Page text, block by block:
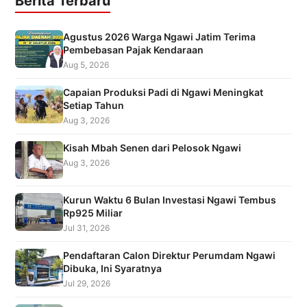
Agustus 2026 Warga Ngawi Jatim Terima
Pembebasan Pajak Kendaraan
Aug 5, 2026
Capaian Produksi Padi di Ngawi Meningkat
Setiap Tahun
Aug 3, 2026
Kisah Mbah Senen dari Pelosok Ngawi
Aug 3, 2026
Kurun Waktu 6 Bulan Investasi Ngawi Tembus
Rp925 Miliar
Jul 31, 2026
Pendaftaran Calon Direktur Perumdam Ngawi
Dibuka, Ini Syaratnya
Jul 29, 2026